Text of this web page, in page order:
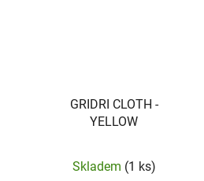
GRIDRI CLOTH -
YELLOW
Skladem (1 ks)